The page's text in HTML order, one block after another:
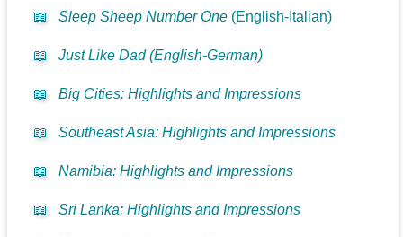
📖 Sleep Sheep Number One (English-Italian)
📖 Just Like Dad (English-German)
📖 Big Cities: Highlights and Impressions
📖 Southeast Asia: Highlights and Impressions
📖 Namibia: Highlights and Impressions
📖 Sri Lanka: Highlights and Impressions